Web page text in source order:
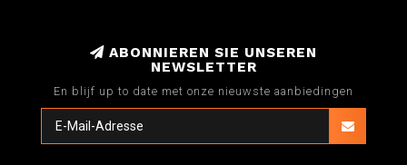
ABONNIEREN SIE UNSEREN
NEWSLETTER
En blijf up to date met onze nieuwste aanbiedingen